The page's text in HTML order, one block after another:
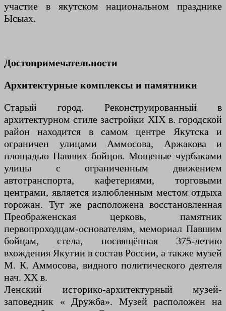
участие в якутском национальном празднике
Ысыах.
Достопримечательности
Архитектурные комплексы и памятники
Старый город. Реконструированный в
архитектурном стиле застройки XIX в. городской
район находится в самом центре Якутска и
ограничен улицами Аммосова, Аржакова и
площадью Павших бойцов. Мощеные чурбаками
улицы с ограниченным движением
автотранспорта, кафетериями, торговыми
центрами, является излюбленным местом отдыха
горожан. Тут же расположена восстановленная
Преображенская церковь, памятник
первопроходцам-основателям, мемориал Павшим
бойцам, стела, посвящённая 375-летию
вхождения Якутии в состав России, а также музей
М. К. Аммосова, видного политического деятеля
нач. ХХ в.
Ленский историко-архитектурный музей-
заповедник « Дружба». Музей расположен на